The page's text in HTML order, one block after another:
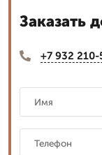
Заказать
+7 932